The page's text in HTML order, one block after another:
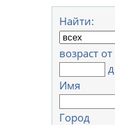
Найти:
возраст от
Имя
Город